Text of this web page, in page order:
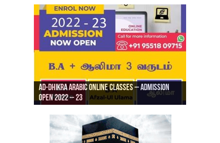
Ad-Dhikra Arabic Online Classes – Admission
Open 2022 – 23
Ad-Dhikra Arabic Online Classes – BA Arabic
AD DHIKRA ARABIC COLLEGE ADMISSION
ரியாத் ஜும்ஆ தமிழாக்கம், Jamia Al Hajiri
Masjid (Kuwait Masjid), Malaz, Riyadh